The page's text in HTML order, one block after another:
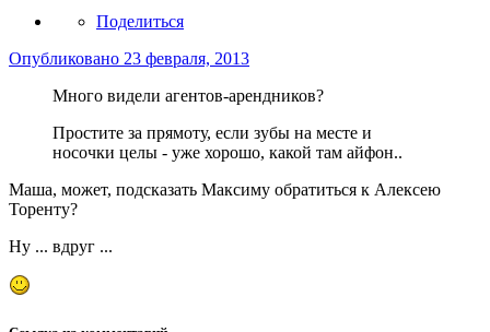
Поделиться
Опубликовано 23 февраля, 2013
Много видели агентов-арендников?
Простите за прямоту, если зубы на месте и
носочки целы - уже хорошо, какой там айфон..
Маша, может, подсказать Максиму обратиться к Алексею
Торенту?
Ну ... вдруг ...